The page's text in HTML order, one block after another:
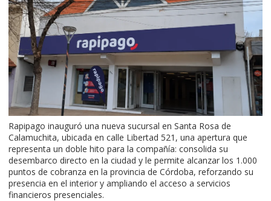
Rapipago inauguró una nueva sucursal en Santa Rosa de
Calamuchita, ubicada en calle Libertad 521, una apertura que
representa un doble hito para la compañía: consolida su
desembarco directo en la ciudad y le permite alcanzar los 1.000
puntos de cobranza en la provincia de Córdoba, reforzando su
presencia en el interior y ampliando el acceso a servicios
financieros presenciales.